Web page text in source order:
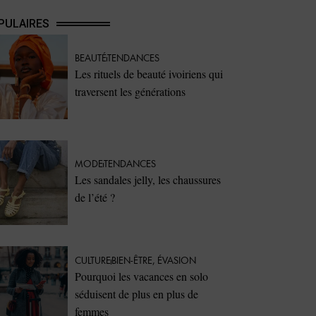
BEAUTÉTENDANCES
Les rituels de beauté ivoiriens qui
traversent les générations
MODETENDANCES
Les sandales jelly, les chaussures
de l’été ?
CULTUREBIEN-ÊTRE, ÉVASION
Pourquoi les vacances en solo
séduisent de plus en plus de
femmes